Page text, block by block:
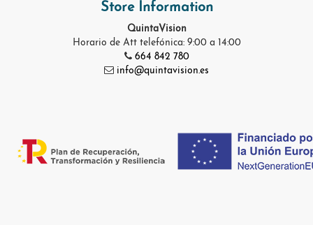
Store Information
QuintaVision
Horario de Att telefónica: 9:00 a 14:00
664 842 780
info@quintavision.es